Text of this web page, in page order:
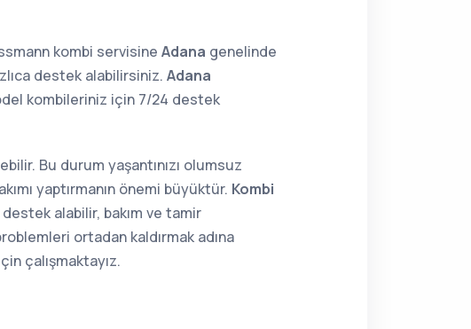
kombi servisine Adana genelinde
destek alabilirsiniz. Adana
kombileriniz için 7/24 destek
Bu durum yaşantınızı olumsuz
yaptırmanın önemi büyüktür. Kombi
alabilir, bakım ve tamir
ortadan kaldırmak adına
çalışmaktayız.